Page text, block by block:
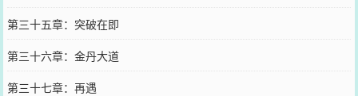
第三十五章：突破在即
第三十六章：金丹大道
第三十七章：再遇